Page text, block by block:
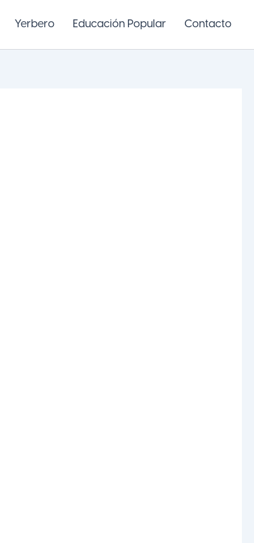
Yerbero Educación Popular Contacto